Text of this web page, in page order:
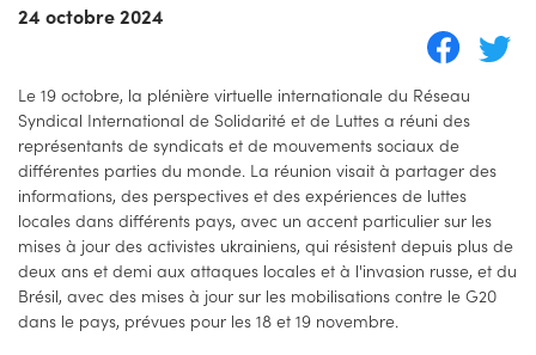
24 octobre 2024
Le 19 octobre, la plénière virtuelle internationale du Réseau
Syndical International de Solidarité et de Luttes a réuni des
représentants de syndicats et de mouvements sociaux de
différentes parties du monde. La réunion visait à partager des
informations, des perspectives et des expériences de luttes
locales dans différents pays, avec un accent particulier sur les
mises à jour des activistes ukrainiens, qui résistent depuis plus de
deux ans et demi aux attaques locales et à l'invasion russe, et du
Brésil, avec des mises à jour sur les mobilisations contre le G20
dans le pays, prévues pour les 18 et 19 novembre.